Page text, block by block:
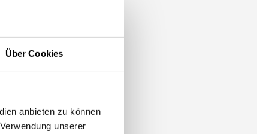
Über Cookies
anbieten zu können
unserer